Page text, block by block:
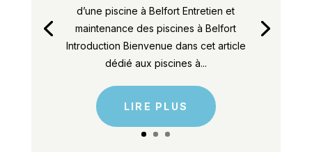
d’une piscine à Belfort Entretien et
maintenance des piscines à Belfort
Introduction Bienvenue dans cet article
dédié aux piscines à...
LIRE PLUS